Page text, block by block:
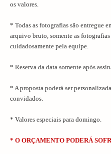
os valores.
* Todas as fotografias são entregue
arquivo bruto, somente as
cuidadosamente pela equipe.
* Reserva da data somente após
* A proposta poderá ser
convidados.
* Valores especiais para domingo.
* O ORÇAMENTO PODERÁ